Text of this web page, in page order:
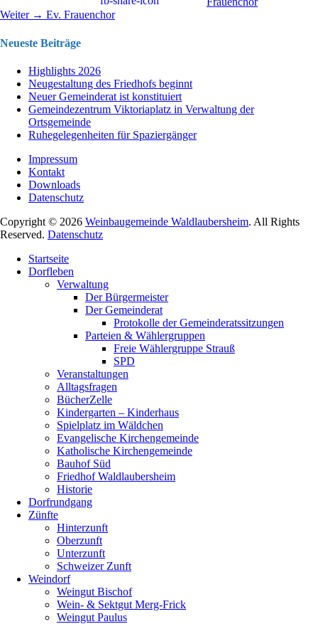
Weiter → Nächster
Ev. Frauenchor
Neueste Beiträge
Highlights 2026
Neugestaltung des Friedhofs beginnt
Neuer Gemeinderat ist konstituiert
Gemeindezentrum Viktoriaplatz in Verwaltung der
Ortsgemeinde
Ruhegelegenheiten für Spaziergänger
Impressum
Kontakt
Downloads
Datenschutz
Copyright © 2026 Weinbaugemeinde Waldlaubersheim. All Rights
Reserved. Datenschutz
oben
scrollen
Startseite
Dorfleben
Verwaltung
Der Bürgermeister
Der Gemeinderat
Protokolle der Gemeinderatssitzungen
Parteien & Wählergruppen
Freie Wählergruppe Strauß
SPD
Veranstaltungen
Alltagsfragen
BücherZelle
Kindergarten – Kinderhaus
Spielplatz im Wäldchen
Evangelische Kirchengemeinde
Katholische Kirchengemeinde
Bauhof Süd
Friedhof Waldlaubersheim
Historie
Dorfrundgang
Zünfte
Hinterzunft
Oberzunft
Unterzunft
Schweizer Zunft
Weindorf
Weingut Bischof
Wein- & Sektgut Merg-Frick
Weingut Paulus